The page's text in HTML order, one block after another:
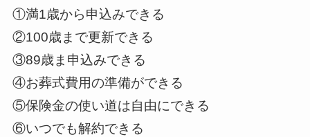
①満1歳から申込みできる
②100歳まで更新できる
③89歳ま申込みできる
④お葬式費用の準備ができる
⑤保険金の使い道は自由にできる
⑥いつでも解約できる